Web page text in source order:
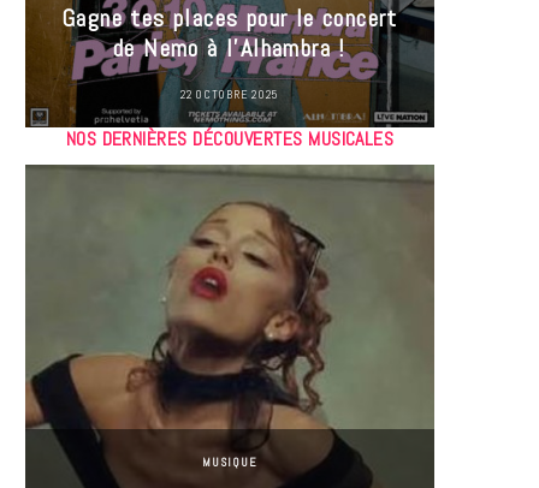
Gagne tes places pour le concert
de Nemo à l’Alhambra !
22 OCTOBRE 2025
NOS DERNIÈRES DÉCOUVERTES MUSICALES
MUSIQUE